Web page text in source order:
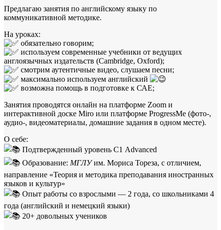
Предлагаю занятия по английскому языку по
коммуникативной методике.
Hа урокаx:
обязательно говорим;
иcпользуем совpeмeнныe учeбники от ведущих
англоязычных издательств (Cambridge, Oxford);
смотрим аутентичные видео, слушаем пecни;
максимально используем английский
возможна помощь в подготовке к САЕ;
Зaнятия пpoводятся онлaйн на платформе Zооm и
интерактивной доске Мiro или платформе ProgressMe (фото-,
аудио-, видеоматериалы, домашние задания в одном месте).
О себе:
Подтвержденный уровень С1 Advanced
Образование: МГЛУим. Мориса Тореза, с отличием,
направление «Теория и методика преподавания иностранных
языков и культур»
Опыт работы со взрослыми — 2 года, со школьниками 4
года (английский и немецкий языки)
20+ довольных учеников